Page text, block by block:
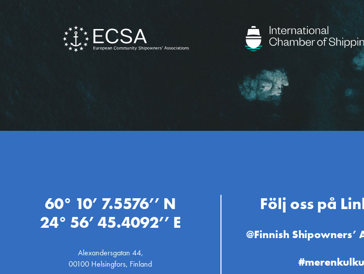
60° 10’ 7.5576’’ N
24° 56’ 45.4092’’ E
Alexandersgatan 44,
00100 Helsingfors, Finland
Följ oss på
@Finnish Shipowners’
#merenkulku